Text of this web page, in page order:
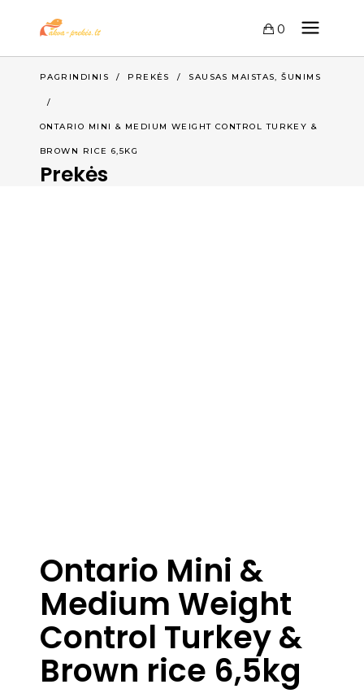
0
PAGRINDINIS / PREKĖS / SAUSAS MAISTAS,ŠUNIMS
/
ONTARIO MINI & MEDIUM WEIGHT CONTROL TURKEY &
BROWN RICE 6,5KG
Prekės
Ontario Mini &
Medium Weight
Control Turkey &
Brown rice 6,5kg